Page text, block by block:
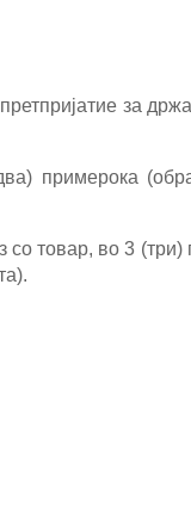
за
примерока
со товар, во 3